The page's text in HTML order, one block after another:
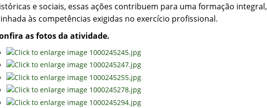
e sociais, essas ações contribuem para uma formação
às competências exigidas no exercício profissional.
as fotos da atividade.